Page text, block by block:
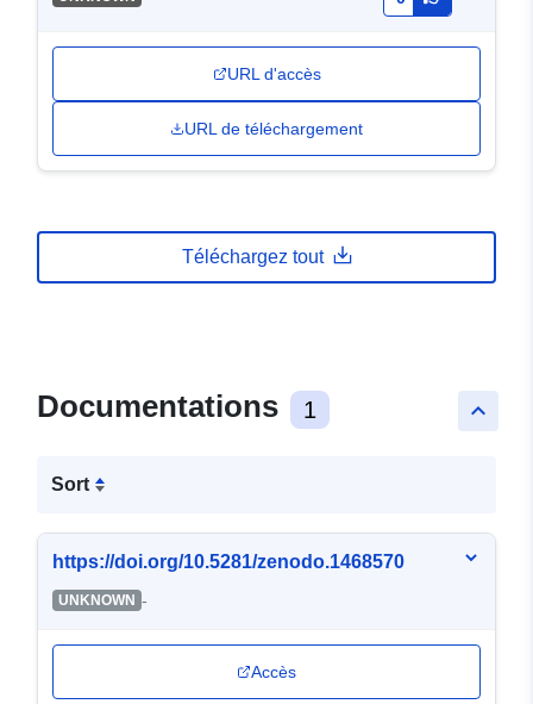
URL d'accès
URL de téléchargement
Téléchargez tout
keyboard_arrow_up
Documentations 1
Sort
https://doi.org/10.5281/zenodo.1468570
UNKNOWN -
Accès